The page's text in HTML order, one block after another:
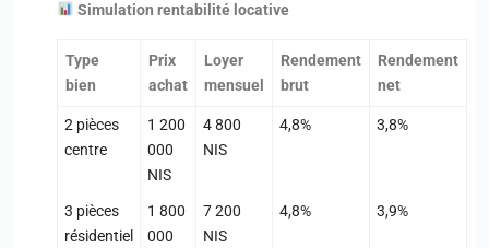
Simulation rentabilité locative
Type
bien
Prix
achat
Loyer
mensuel
Rendement
brut
Rendement
net
2 pièces
centre
1 200
000
NIS
4 800
NIS
4,8% 3,8%
3 pièces
résidentiel
1 800
000
7 200
NIS
4,8% 3,9%